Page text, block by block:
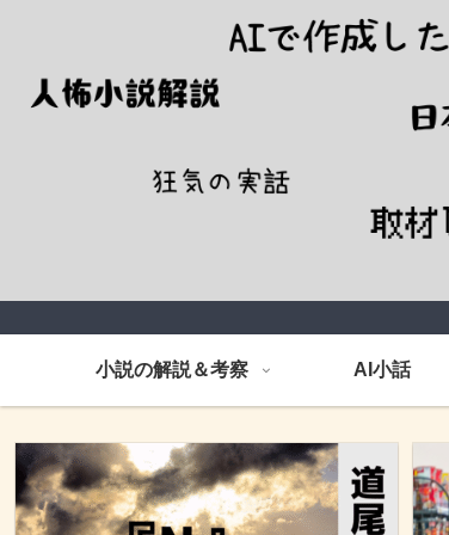
小説の解説＆考察 AI小話